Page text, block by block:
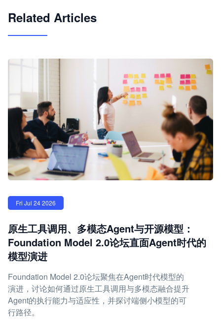
Related Articles
Fri Jul 24 2026
原生工具调用、多模态Agent与开源模型：
Foundation Model 2.0论坛直面Agent时代的
模型演进
Foundation Model 2.0论坛聚焦在Agent时代模型的
演进，讨论如何通过原生工具调用与多模态融合提升
Agent的执行能力与适应性，并探讨端侧小模型的可
行路径。